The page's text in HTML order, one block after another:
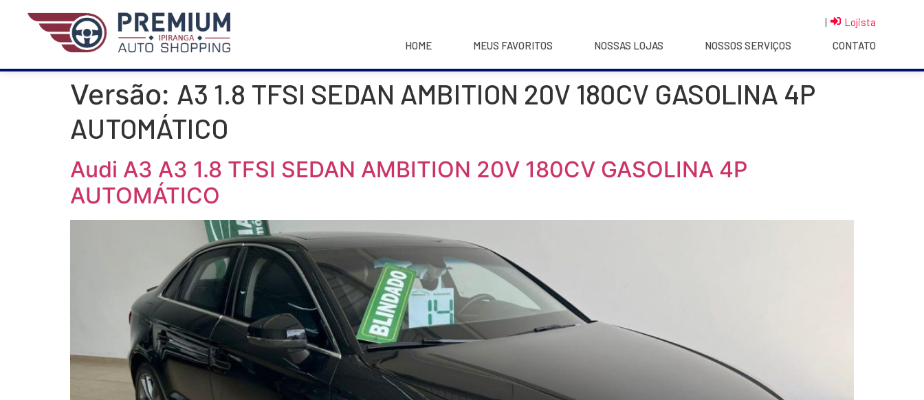
|
Lojista
HOME
MEUS FAVORITOS NOSSAS LOJAS NOSSOS SERVIÇOS CONTATO
Versão: A3 1.8 TFSI SEDAN AMBITION 20V 180CV GASOLINA 4P
AUTOMÁTICO
Audi A3 A3 1.8 TFSI SEDAN AMBITION 20V 180CV GASOLINA 4P
AUTOMÁTICO